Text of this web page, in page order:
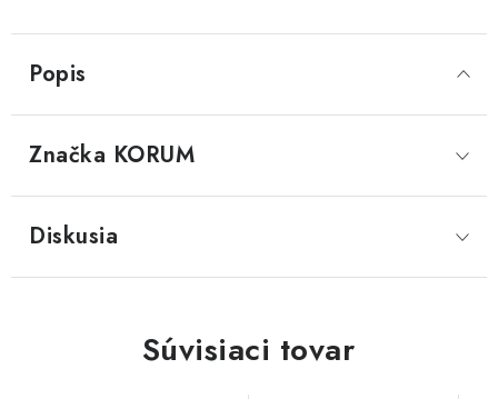
Popis
Značka KORUM
Diskusia
Súvisiaci tovar